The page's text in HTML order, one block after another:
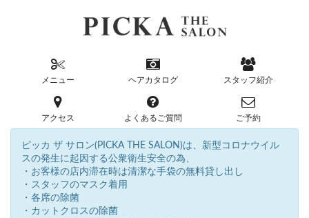
メニュー ヘアカタログ スタッフ紹介
アクセス よくあるご質問 ご予約
ピッカ ザ サロン(PICKA THE SALON)は、新型コロナウイル
スの発生に起因する公衆衛生安全の為、
・お客様の店内滞在時は清潔な手袋の無料貸し出し
・スタッフのマスク着用
・各席の除菌
・カットクロスの除菌